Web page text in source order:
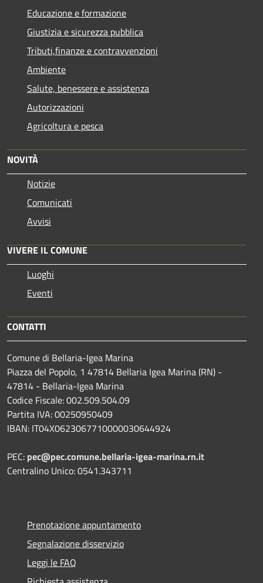
Educazione e formazione
Giustizia e sicurezza pubblica
Tributi,finanze e contravvenzioni
Ambiente
Salute, benessere e assistenza
Autorizzazioni
Agricoltura e pesca
NOVITÀ
Notizie
Comunicati
Avvisi
VIVERE IL COMUNE
Luoghi
Eventi
CONTATTI
Comune di Bellaria-Igea Marina
Piazza del Popolo, 1 47814 Bellaria Igea Marina (RN) -
47814 - Bellaria-Igea Marina
Codice Fiscale: 002.509.504.09
Partita IVA: 00250950409
IBAN: IT04X0623067710000030644924
PEC: pec@pec.comune.bellaria-igea-marina.rn.it
Centralino Unico: 0541.343711
Prenotazione appuntamento
Segnalazione disservizio
Leggi le FAQ